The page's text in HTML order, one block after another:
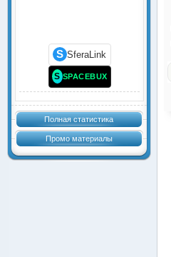
S SferaLink
S SPACEBUX
Полная статистика
Промо материалы